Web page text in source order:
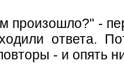
произошло?" -
ответа.
- и опять